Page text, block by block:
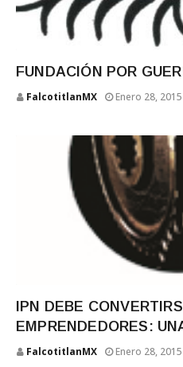
FUNDACIÓN POR
FalcotitlanMX Enero 28, 2015
IPN DEBE
EMPRENDEDORES:
FalcotitlanMX Enero 28, 2015